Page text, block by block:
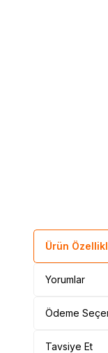
Ürün
Yorumlar
Ödeme
Tavsiye Et